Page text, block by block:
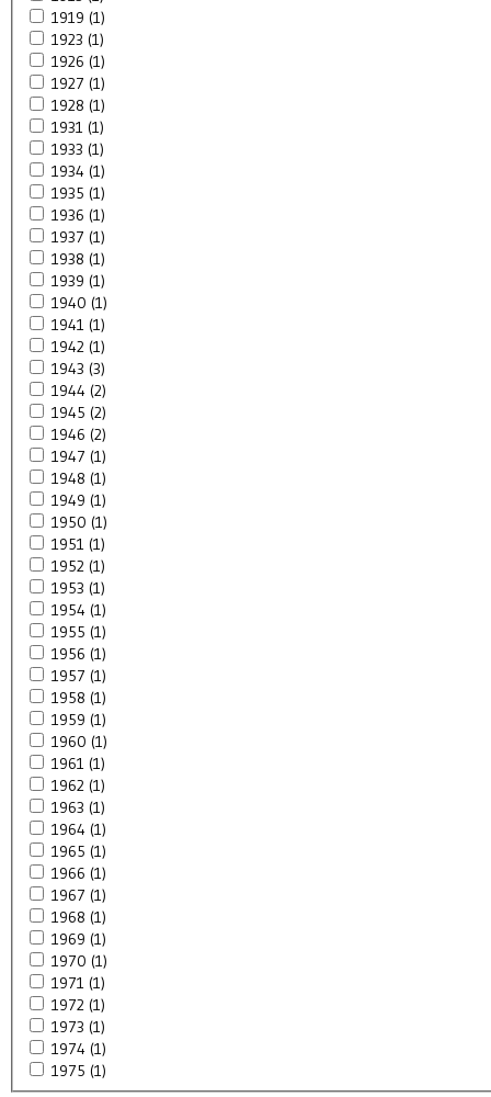
1919 (1)
1923 (1)
1926 (1)
1927 (1)
1928 (1)
1931 (1)
1933 (1)
1934 (1)
1935 (1)
1936 (1)
1937 (1)
1938 (1)
1939 (1)
1940 (1)
1941 (1)
1942 (1)
1943 (3)
1944 (2)
1945 (2)
1946 (2)
1947 (1)
1948 (1)
1949 (1)
1950 (1)
1951 (1)
1952 (1)
1953 (1)
1954 (1)
1955 (1)
1956 (1)
1957 (1)
1958 (1)
1959 (1)
1960 (1)
1961 (1)
1962 (1)
1963 (1)
1964 (1)
1965 (1)
1966 (1)
1967 (1)
1968 (1)
1969 (1)
1970 (1)
1971 (1)
1972 (1)
1973 (1)
1974 (1)
1975 (1)